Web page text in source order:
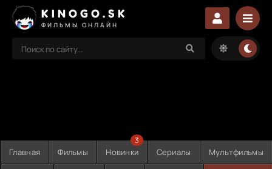
KINOGO.SK
ФИЛЬМЫ ОНЛАЙН
Главная Фильмы Новинки
3
Сериалы Мультфильмы